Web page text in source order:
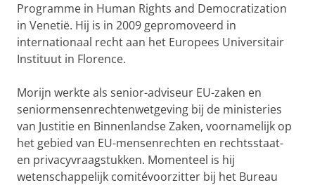
Programme in Human Rights and Democratization
in Venetië. Hij is in 2009 gepromoveerd in
internationaal recht aan het Europees Universitair
Instituut in Florence.
Morijn werkte als senior-adviseur EU-zaken en
seniormensenrechtenwetgeving bij de ministeries
van Justitie en Binnenlandse Zaken, voornamelijk op
het gebied van EU-mensenrechten en rechtsstaat-
en privacyvraagstukken. Momenteel is hij
wetenschappelijk comitévoorzitter bij het Bureau